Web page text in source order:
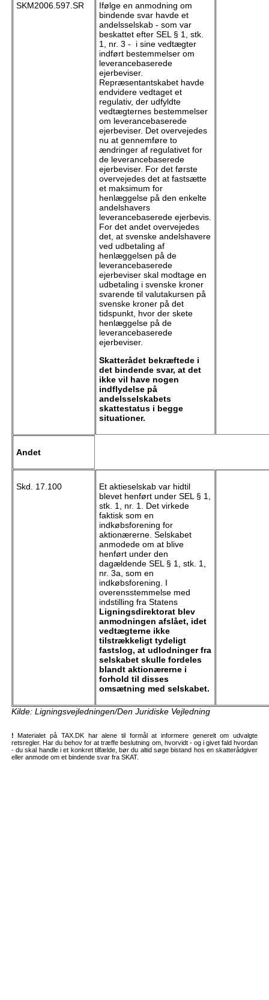
SKM2006.597.SR
Ifølge en anmodning om
bindende svar havde et
andelsselskab - som var
beskattet efter SEL § 1, stk.
1, nr. 3 - i sine vedtægter
indført bestemmelser om
leverancebaserede
ejerbeviser.
Repræsentantskabet havde
endvidere vedtaget et
regulativ, der udfyldte
vedtægternes bestemmelser
om leverancebaserede
ejerbeviser. Det overvejedes
nu at gennemføre to
ændringer af regulativet for
de leverancebaserede
ejerbeviser. For det første
overvejedes det at fastsætte
et maksimum for
henlæggelse på den enkelte
andelshavers
leverancebaserede ejerbevis.
For det andet overvejedes
det, at svenske andelshavere
ved udbetaling af
henlæggelsen på de
leverancebaserede
ejerbeviser skal modtage en
udbetaling i svenske kroner
svarende til valutakursen på
svenske kroner på det
tidspunkt, hvor der skete
henlæggelse på de
leverancebaserede
ejerbeviser.
Skatterådet bekræftede i
det bindende svar, at det
ikke vil have nogen
indflydelse på
andelsselskabets
skattestatus i begge
situationer.
Andet
Skd. 17.100
Et aktieselskab var hidtil
blevet henført under SEL § 1,
stk. 1, nr. 1. Det virkede
faktisk som en
indkøbsforening for
aktionærerne. Selskabet
anmodede om at blive
henført under den
dagældende SEL § 1, stk. 1,
nr. 3a, som en
indkøbsforening. I
overensstemmelse med
indstilling fra Statens
Ligningsdirektorat blev
anmodningen afslået, idet
vedtægterne ikke
tilstrækkeligt tydeligt
fastslog, at udlodninger fra
selskabet skulle fordeles
blandt aktionærerne i
forhold til disses
omsætning med selskabet.
Kilde: Ligningsvejledningen/Den Juridiske Vejledning
! Materialet på TAX.DK har alene til formål at informere generelt om udvalgte
retsregler. Har du behov for at træffe beslutning om, hvorvidt - og i givet fald hvordan
- du skal handle i et konkret tilfælde, bør du altid søge bistand hos en skatterådgiver
eller anmode om et bindende svar fra SKAT.